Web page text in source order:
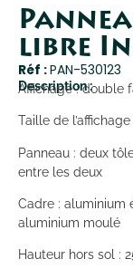
libre
Réf :PAN-530123
Description :
Affichage : double
Taille de
Panneau : deux
entre les deux
Cadre : aluminium
aluminium moulé
Hauteur hors sol :